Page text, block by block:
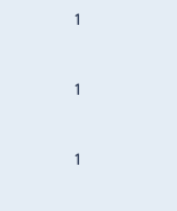
1
1
1